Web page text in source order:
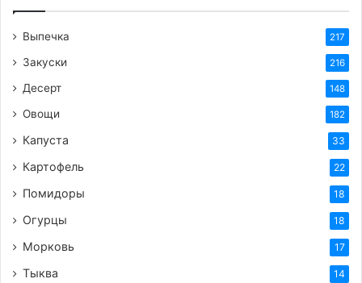
Выпечка 217
Закуски 216
Десерт 148
Овощи 182
Капуста 33
Картофель 22
Помидоры 18
Огурцы 18
Морковь 17
Тыква 14